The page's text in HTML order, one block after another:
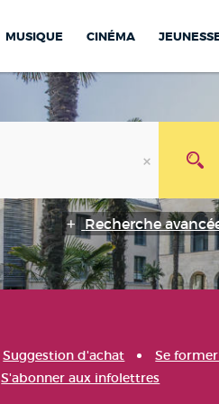
MUSIQUE CINÉMA
Recherche
Suggestion d'achat
Se
S'abonner aux infolettres